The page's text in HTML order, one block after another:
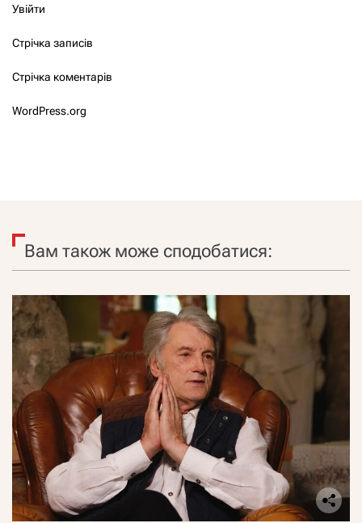
Увійти
Стрічка записів
Стрічка коментарів
WordPress.org
Вам також може сподобатися: